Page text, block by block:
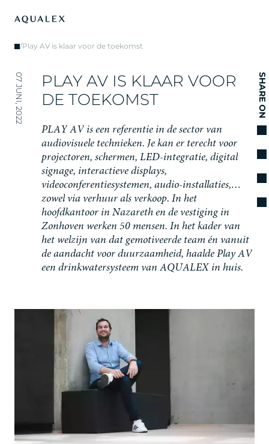
/Play AV is klaar voor de toekomst
07 JUNI, 2022 PLAY AV IS KLAAR VOOR
DE TOEKOMST
PLAY A V is een referentie in de sector van
audiovisuele technieken. Je kan er terecht voor
projectoren, schermen, LED-integratie, digital
signage, interactieve displays,
videoconferentiesystemen, audio-installaties,…
zowel via verhuur als verkoop. In het
hoofdkantoor in Nazareth en de vestiging in
Zonhoven werken 50 mensen. In het kader van
het welzijn van dat gemotiveerde team én vanuit
de aandacht voor duurzaamheid, haalde Play A V
een drinkwatersysteem van AQUALEX in huis.
SHARE ON